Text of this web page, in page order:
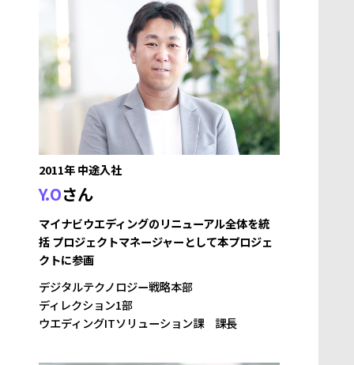
2011年 中途入社
Y.Oさん
マイナビウエディングのリニューアル全体を統
括 プロジェクトマネージャーとして本プロジェ
クトに参画
デジタルテクノロジー戦略本部
ディレクション1部
ウエディングITソリューション課 課長